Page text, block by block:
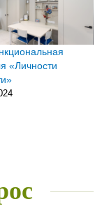
«Личности